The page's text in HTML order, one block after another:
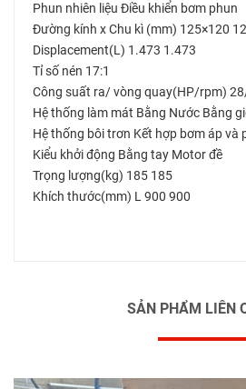
Phun nhiên liệu Điều khiển bơm phun
Đường kính x Chu kì (mm) 125×120
Displacement(L) 1.473 1.473
Tỉ số nén 17:1
Công suất ra/ vòng quay(HP/rpm)
Hệ thống làm mát Bằng Nước Bằng
Hệ thống bôi trơn Kết hợp bơm áp và
Kiểu khởi động Bằng tay Motor đề
Trọng lượng(kg) 185 185
Khích thước(mm) L 900 900
SẢN PHẨM LIÊN